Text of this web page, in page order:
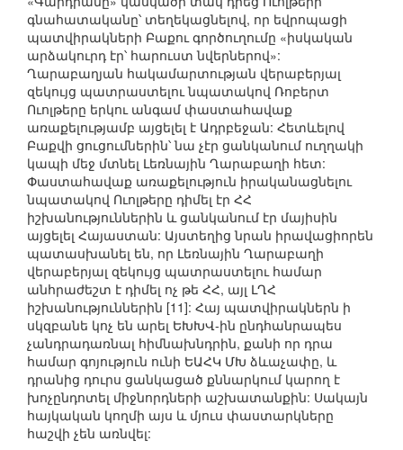
գնահատականը՝ տեղեկացնելով, որ եվրոպացի
պատվիրակների Բաքու գործուղումը «իսկական
արձակուրդ էր՝ հարուստ նվերներով»:
Ղարաբաղյան հակամարտության վերաբերյալ
զեկույց պատրաստելու նպատակով Ռոբերտ
Ուոլթերը երկու անգամ փաստահավաք
առաքելությամբ այցելել է Ադրբեջան: Հետևելով
Բաքվի ցուցումներին՝ նա չէր ցանկանում ուղղակի
կապի մեջ մտնել Լեռնային Ղարաբաղի հետ:
Փաստահավաք առաքելություն իրականացնելու
նպատակով Ուոլթերը դիմել էր ՀՀ
իշխանություններին և ցանկանում էր մայիսին
այցելել Հայաստան: Այստեղից նրան իրավացիորեն
պատասխանել են, որ Լեռնային Ղարաբաղի
վերաբերյալ զեկույց պատրաստելու համար
անհրաժեշտ է դիմել ոչ թե ՀՀ, այլ ԼՂՀ
իշխանություններին [11]: Հայ պատվիրակներն ի
սկզբանե կոչ են արել ԵԽԽՎ-ին ընդհանրապես
չանդրադառնալ հիմնախնդրին, քանի որ դրա
համար գոյություն ունի ԵԱՀԿ ՄԽ ձևաչափը, և
դրանից դուրս ցանկացած քննարկում կարող է
խոչընդոտել միջնորդների աշխատանքին: Սակայն
հայկական կողմի այս և մյուս փաստարկները
հաշվի չեն առնվել: